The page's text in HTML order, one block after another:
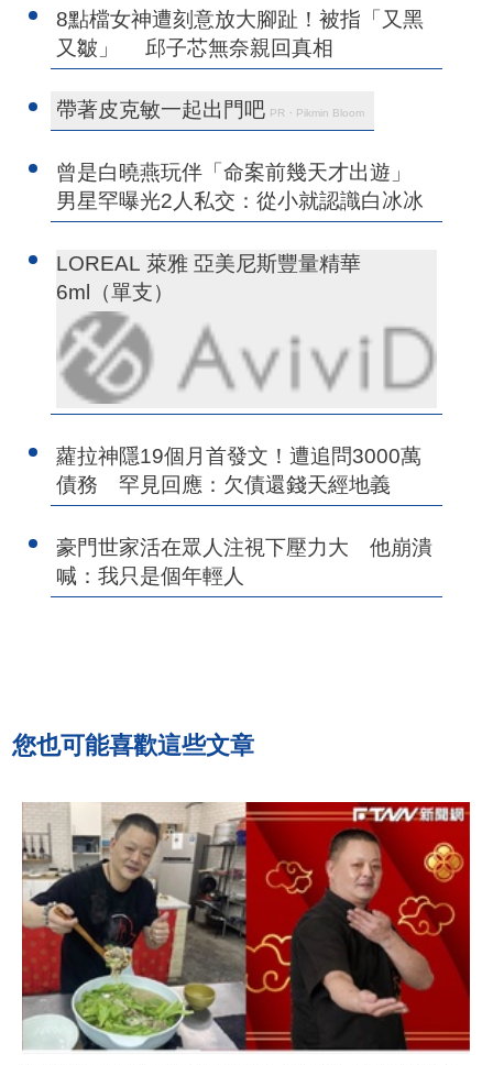
8點檔女神遭刻意放大腳趾！被指「又黑
又皺」 邱子芯無奈親回真相
帶著皮克敏一起出門吧 PR・Pikmin Bloom
曾是白曉燕玩伴「命案前幾天才出遊」
男星罕曝光2人私交：從小就認識白冰冰
LOREAL 萊雅 亞美尼斯豐量精華
6ml（單支）
蘿拉神隱19個月首發文！遭追問3000萬
債務 罕見回應：欠債還錢天經地義
豪門世家活在眾人注視下壓力大 他崩潰
喊：我只是個年輕人
您也可能喜歡這些文章